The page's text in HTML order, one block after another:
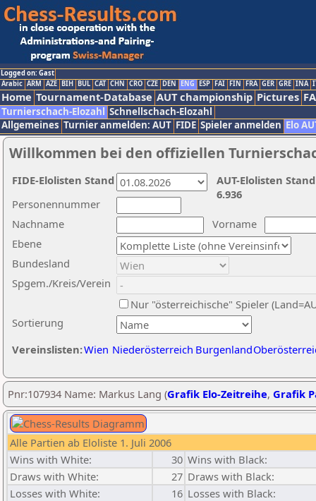
Logged on: Gast
Arabic ARM AZE BIH BUL CAT CHN CRO CZE DEN ENG ESP FAI FIN FRA GER GRE INA
Home Tournament-Database AUT championship Pictures
Turnierschach-Elozahl Schnellschach-Elozahl
Allgemeines Turnier anmelden: AUT FIDE Spieler anmelden Elo
Willkommen bei den offiziellen
Nachname
Vorname
Ebene
Sortierung
Personennummer
Bundesland
Spgem./Kreis/Verein
Nur "österreichische" Spieler
Vereinslisten:Wien Niederösterreich Burgenland
AUT-Elolisten
6.936
FIDE-Elolisten Stand
Pnr:107934 Name: Markus Lang (Grafik Elo-Zeitreihe, Grafik
Alle Partien ab Eloliste 1. Juli 2006
Wins with White:
30 Wins with Black:
Draws with White:
27 Draws with Black:
Losses with White:
16 Losses with Black: